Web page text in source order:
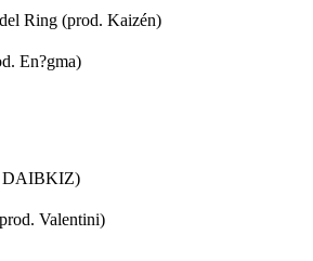
Ring (prod. Kaizén)
En?gma)
DAIBKIZ)
Valentini)